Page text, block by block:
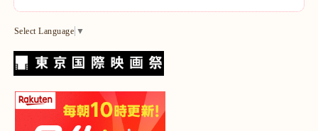
Select Language ▼